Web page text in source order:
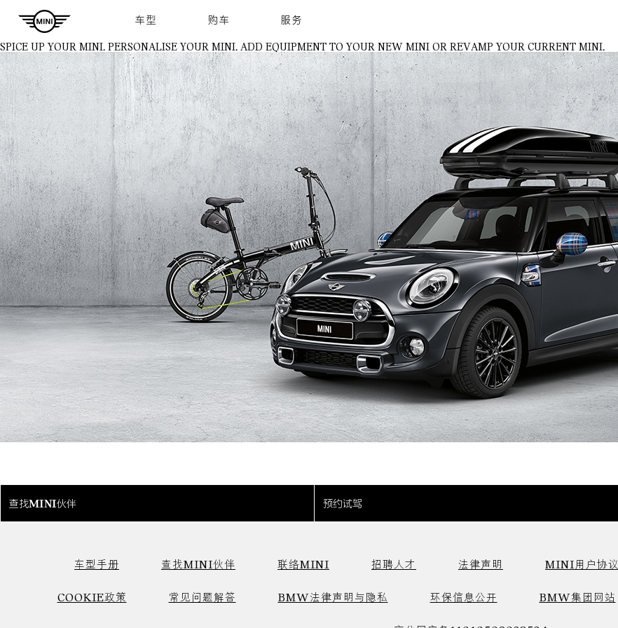
车型 购车 服务
SPICE UP YOUR MINI. PERSONALISE YOUR MINI. ADD EQUIPMENT TO YOUR NEW MINI OR REVAMP YOUR CURRENT MINI.
查找MINI伙伴 预约试驾
车型手册 查找MINI伙伴 联络MINI 招聘人才 法律声明 MINI用户协议
COOKIE政策 常见问题解答 BMW法律声明与隐私 环保信息公开 BMW集团网站